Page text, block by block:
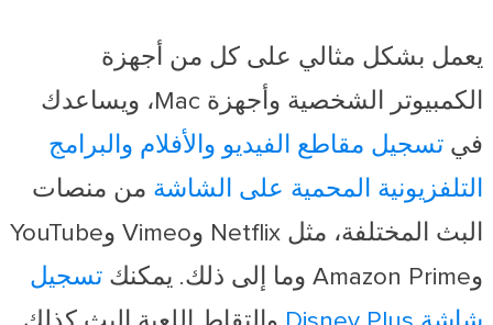
يعمل بشكل مثالي على كل من أجهزة
الكمبيوتر الشخصية وأجهزة Mac، ويساعدك
في تسجيل مقاطع الفيديو والأفلام والبرامج
التلفزيونية المحمية على الشاشة من منصات
البث المختلفة، مثل Netflix وVimeo وYouTube
وAmazon Prime وما إلى ذلك. يمكنك
تسجيل